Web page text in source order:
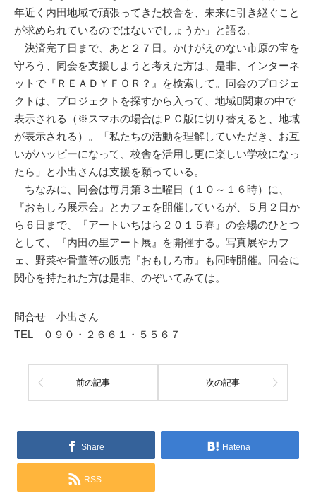
年近く内田地域で頑張ってきた校舎を、未来に引き継ぐこと
が求められているのではないでしょうか」と語る。
決済完了日まで、あと２７日。かけがえのない市原の宝を
守ろう、同会を支援しようと考えた方は、是非、インターネ
ットで『ＲＥＡＤＹＦＯＲ？』を検索して。同会のプロジェ
クトは、プロジェクトを探すから入って、地域関東の中で
表示される（※スマホの場合はＰＣ版に切り替えると、地域
が表示される）。「私たちの活動を理解していただき、お互
いがハッピーになって、校舎を活用し更に楽しい学校になっ
たら」と小出さんは支援を願っている。
ちなみに、同会は毎月第３土曜日（１０～１６時）に、
『おもしろ展示会』とカフェを開催しているが、５月２日か
ら６日まで、『アートいちはら２０１５春』の会場のひとつ
として、『内田の里アート展』を開催する。写真展やカフ
ェ、野菜や骨董等の販売『おもしろ市』も同時開催。同会に
関心を持たれた方は是非、のぞいてみては。
問合せ 小出さん
TEL ０９０・２６６１・５５６７
前の記事 次の記事
Share Hatena
RSS